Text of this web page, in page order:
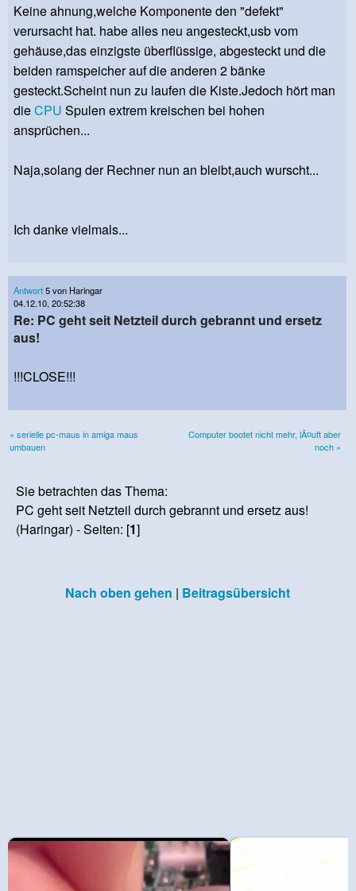
Keine ahnung,welche Komponente den "defekt"
verursacht hat. habe alles neu angesteckt,usb vom
gehäuse,das einzigste überflüssige, abgesteckt und die
beiden ramspeicher auf die anderen 2 bänke
gesteckt.Scheint nun zu laufen die Kiste.Jedoch hört man
dieCPU Spulen extrem kreischen bei hohen
ansprüchen...
Naja,solang der Rechner nun an bleibt,auch wurscht...
Ich danke vielmals...
Antwort5 von Haringar
04.12.10, 20:52:38
Re: PC geht seit Netzteil durch gebrannt und ersetz
aus!
!!!CLOSE!!!
« serielle pc-maus in amiga maus
umbauen
Computer bootet nicht mehr, lÃ¤uft aber
noch »
Sie betrachten das Thema:
PC geht seit Netzteil durch gebrannt und ersetz aus!
(Haringar) - Seiten: [1]
Nach oben gehen | Beitragsübersicht